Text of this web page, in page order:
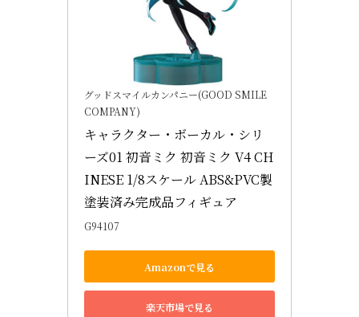
グッドスマイルカンパニー(GOOD SMILE
COMPANY)
キャラクター・ボーカル・シリ
ーズ01 初音ミク 初音ミク V4 CH
INESE 1/8スケール ABS&PVC製
塗装済み完成品フィギュア
G94107
Amazonで見る
楽天市場で見る